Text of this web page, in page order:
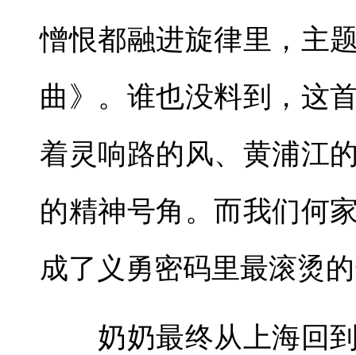
憎恨都融进旋律里，主
曲》。谁也没料到，这
着灵响路的风、黄浦江
的精神号角。而我们何
成了义勇密码里最滚烫
奶奶最终从上海回到